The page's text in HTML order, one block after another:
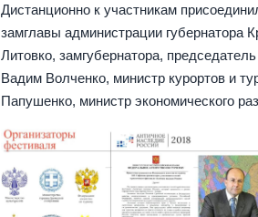
Дистанционно к участникам
замглавы администрации губернатора
Литовко, замгубернатора,
Вадим Волченко, министр курортов и
Папушенко, министр экономического